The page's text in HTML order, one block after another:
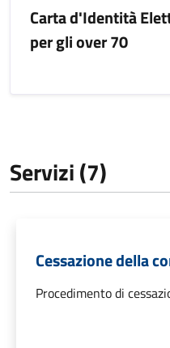
Carta d'Identità
per gli over 70
Servizi (7)
Cessazione della
Procedimento di